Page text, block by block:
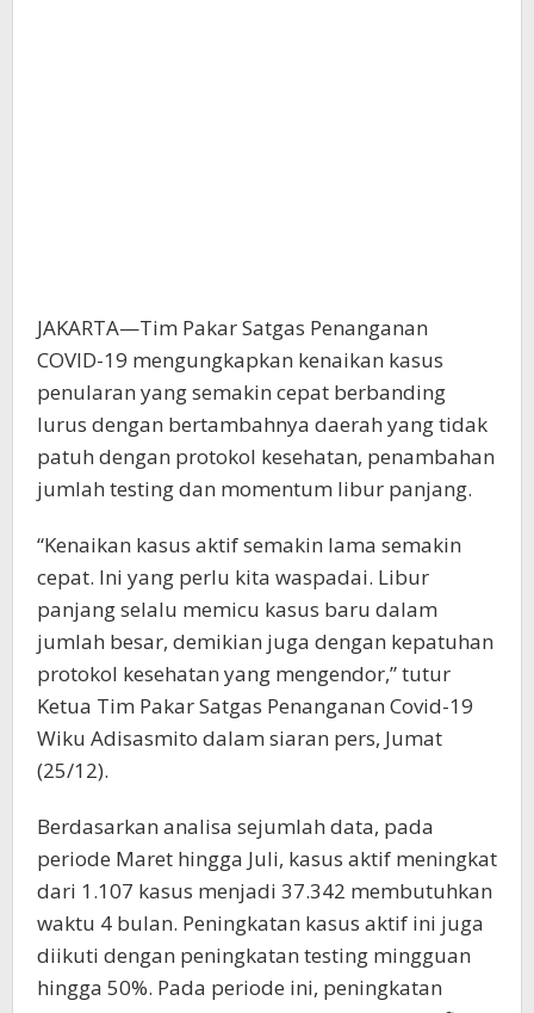
JAKARTA—Tim Pakar Satgas Penanganan
COVID-19 mengungkapkan kenaikan kasus
penularan yang semakin cepat berbanding
lurus dengan bertambahnya daerah yang tidak
patuh dengan protokol kesehatan, penambahan
jumlah testing dan momentum libur panjang.
“Kenaikan kasus aktif semakin lama semakin
cepat. Ini yang perlu kita waspadai. Libur
panjang selalu memicu kasus baru dalam
jumlah besar, demikian juga dengan kepatuhan
protokol kesehatan yang mengendor,” tutur
Ketua Tim Pakar Satgas Penanganan Covid-19
Wiku Adisasmito dalam siaran pers, Jumat
(25/12).
Berdasarkan analisa sejumlah data, pada
periode Maret hingga Juli, kasus aktif meningkat
dari 1.107 kasus menjadi 37.342 membutuhkan
waktu 4 bulan. Peningkatan kasus aktif ini juga
diikuti dengan peningkatan testing mingguan
hingga 50%. Pada periode ini, peningkatan